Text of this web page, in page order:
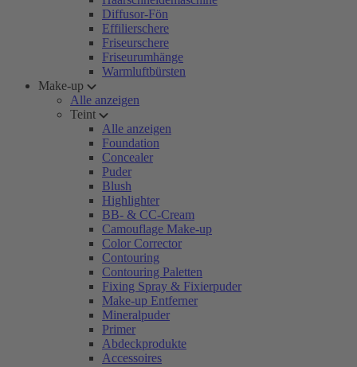
Diffusor-Fön
Effilierschere
Friseurschere
Friseurumhänge
Warmluftbürsten
Make-up
Alle anzeigen
Teint
Alle anzeigen
Foundation
Concealer
Puder
Blush
Highlighter
BB- & CC-Cream
Camouflage Make-up
Color Corrector
Contouring
Contouring Paletten
Fixing Spray & Fixierpuder
Make-up Entferner
Mineralpuder
Primer
Abdeckprodukte
Accessoires